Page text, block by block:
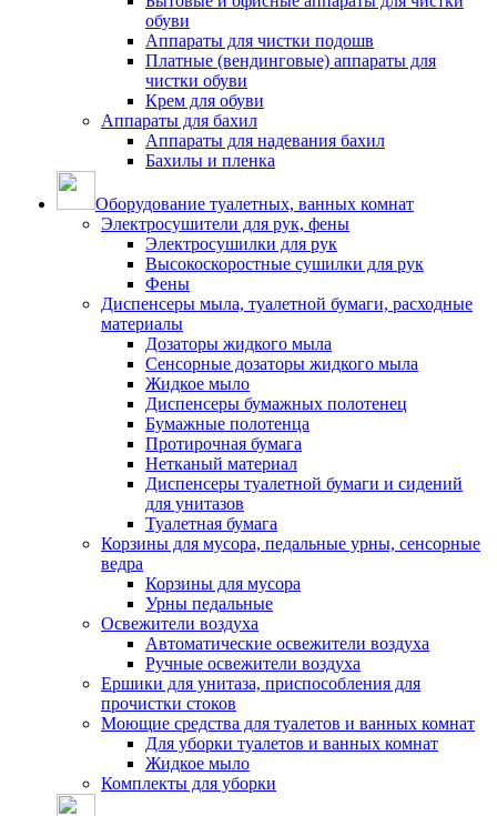
обуви
Аппараты для чистки подошв
Платные (вендинговые) аппараты для
чистки обуви
Крем для обуви
Аппараты для бахил
Аппараты для надевания бахил
Бахилы и пленка
Оборудование туалетных, ванных комнат
Электросушители для рук, фены
Электросушилки для рук
Высокоскоростные сушилки для рук
Фены
Диспенсеры мыла, туалетной бумаги, расходные
материалы
Дозаторы жидкого мыла
Сенсорные дозаторы жидкого мыла
Жидкое мыло
Диспенсеры бумажных полотенец
Бумажные полотенца
Протирочная бумага
Нетканый материал
Диспенсеры туалетной бумаги и сидений
для унитазов
Туалетная бумага
Корзины для мусора, педальные урны, сенсорные
ведра
Корзины для мусора
Урны педальные
Освежители воздуха
Автоматические освежители воздуха
Ручные освежители воздуха
Ершики для унитаза, приспособления для
прочистки стоков
Моющие средства для туалетов и ванных комнат
Для уборки туалетов и ванных комнат
Жидкое мыло
Комплекты для уборки